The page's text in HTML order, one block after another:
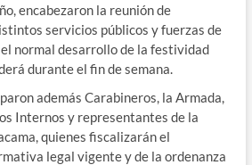
encabezaron la reunión de
servicios públicos y fuerzas de
normal desarrollo de la festividad
durante el fin de semana.
además Carabineros, la Armada,
Internos y representantes de la
quienes fiscalizarán el
legal vigente y de la ordenanza